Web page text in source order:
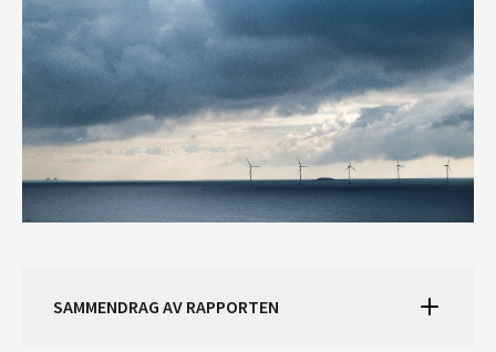
SAMMENDRAG AV RAPPORTEN